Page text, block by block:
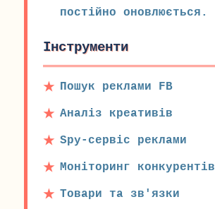
постійно оновлюється.
Інструменти
Пошук реклами FB
Аналіз креативів
Spy-сервіс реклами
Моніторинг конкурентів
Товари та зв'язки